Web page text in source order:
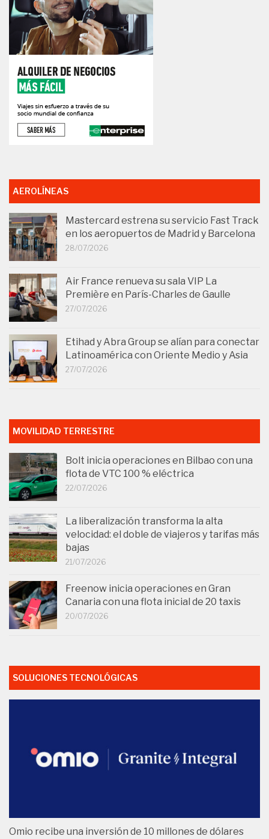
AEROLÍNEAS
Mastercard estrena su servicio Fast Track
en los aeropuertos de Madrid y Barcelona
28/07/2026
Air France renueva su sala VIP La
Première en París-Charles de Gaulle
27/07/2026
Etihad y Abra Group se alían para conectar
Latinoamérica con Oriente Medio y Asia
27/07/2026
MOVILIDAD TERRESTRE
Bolt inicia operaciones en Bilbao con una
flota de VTC 100 % eléctrica
22/07/2026
La liberalización transforma la alta
velocidad: el doble de viajeros y tarifas más
bajas
21/07/2026
Freenow inicia operaciones en Gran
Canaria con una flota inicial de 20 taxis
20/07/2026
SOLUCIONES TECNOLÓGICAS
Omio recibe una inversión de 10 millones de dólares